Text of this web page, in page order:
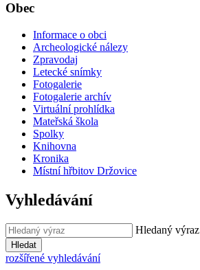
Obec
Informace o obci
Archeologické nálezy
Zpravodaj
Letecké snímky
Fotogalerie
Fotogalerie archív
Virtuální prohlídka
Mateřská škola
Spolky
Knihovna
Kronika
Místní hřbitov Držovice
Vyhledávání
Hledaný výraz
Hledat
rozšířené vyhledávání